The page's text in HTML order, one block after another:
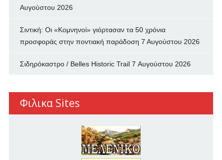
Αυγούστου 2026
Σιντική: Οι «Κομνηνοί» γιόρτασαν τα 50 χρόνια
προσφοράς στην ποντιακή παράδοση 7 Αυγούστου 2026
Σιδηρόκαστρο / Belles Historic Trail 7 Αυγούστου 2026
Φιλικα Sites